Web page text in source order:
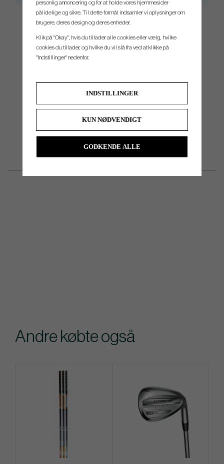
Do you need help with reshafting, we can do it for you. Please dont
hesitate to contact us for price, and more information.
Andre købte også
personlig annoncering og for at holde vores hjemmesider
pålidelige og sikre. Til dette formål indsamler vi oplysninger om
brugere, deres design og deres enheder.
Klik på "Okay", hvis du tillader alle cookies eller vælg, hvilke
cookies du tillader, og hvilke du vil slå fra ved at klikke på
"Indstillinger" nedenfor.
INDSTILLINGER
KUN NØDVENDIGT
GODKENDE ALLE